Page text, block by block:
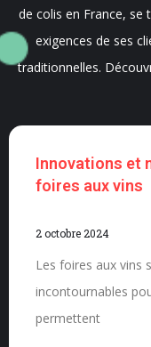
de colis en France, se
exigences de ses
traditionnelles.
Innovations et
foires aux vins
2 octobre 2024
Les foires aux vins
incontournables
permettent